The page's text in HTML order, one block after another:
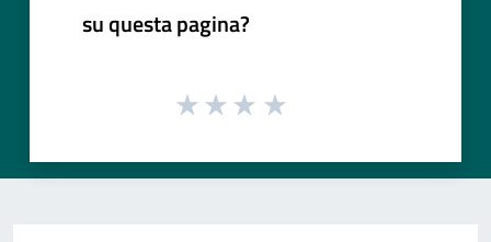
su questa pagina?